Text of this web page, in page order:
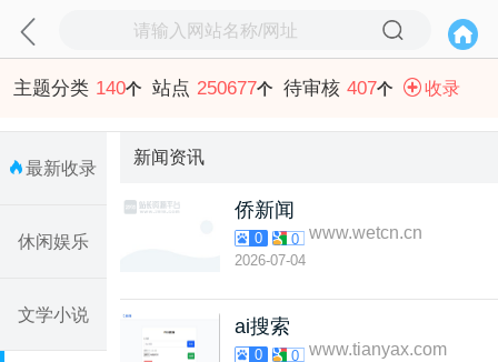
主题分类 140个 站点 250677个 待审核 407个 收录
最新收录
休闲娱乐
文学小说
新闻资讯
侨新闻
0 0 www.wetcn.cn
2026-07-04
ai搜索
0 0 www.tianyax.com